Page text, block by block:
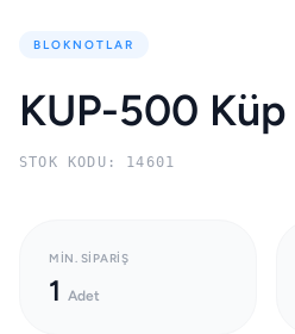
BLOKNOTLAR
KUP-500
STOK KODU: 14601
MIN. SIPARIŞ
1 Adet